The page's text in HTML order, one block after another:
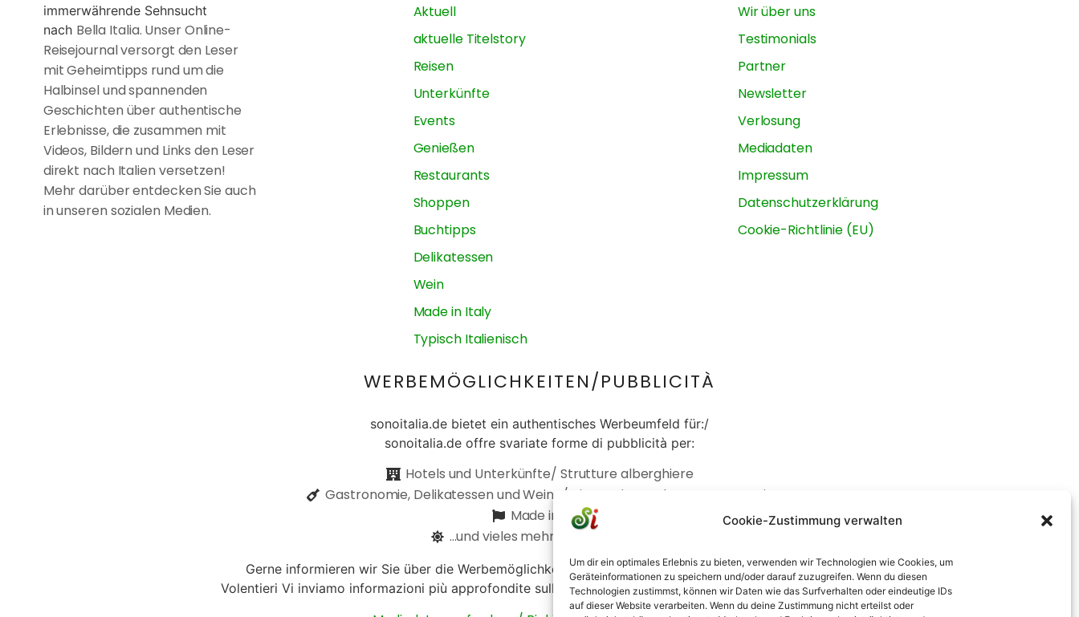
Cookie-Zustimmung verwalten
Um dir ein optimales Erlebnis zu bieten, verwenden wir Technologien wie Cookies, um
Geräteinformationen zu speichern und/oder darauf zuzugreifen. Wenn du diesen
Technologien zustimmst, können wir Daten wie das Surfverhalten oder eindeutige IDs
auf dieser Website verarbeiten. Wenn du deine Zustimmung nicht erteilst oder
immerwährende Sehnsucht
nach Bella Italia. Unser Online-
Reisejournal versorgt den Leser
mit Geheimtipps rund um die
Halbinsel und spannenden
Geschichten über authentische
Erlebnisse, die zusammen mit
Videos, Bildern und Links den Leser
direkt nach Italien versetzen!
Mehr darüber entdecken Sie auch
in unseren sozialen Medien.
Aktuell
aktuelle Titelstory
Reisen
Unterkünfte
Events
Genießen
Restaurants
Shoppen
Buchtipps
Delikatessen
Wein
Made in Italy
Typisch Italienisch
Wir über uns
Testimonials
Partner
Newsletter
Verlosung
Mediadaten
Impressum
Datenschutzerklärung
Cookie-Richtlinie (EU)
WERBEMÖGLICHKEITEN/PUBBLICITÀ
sonoitalia.de bietet ein authentisches Werbeumfeld für:/
sonoitalia.de offre svariate forme di pubblicità per:
Hotels und Unterkünfte/ Strutture alberghiere
Gastronomie, Delikatessen und Weine/ Ristorazione ed enogastronomia
Made in Italy
...und vieles mehr/...e molto altro
Gerne informieren wir Sie über die Werbemöglichkeiten und senden Ihnen unsere Mediadaten zu/
Volentieri Vi inviamo informazioni più approfondite sulle varie forme di pubblicità che offre sonoitalia.de: